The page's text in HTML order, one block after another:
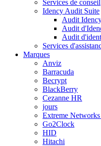
Services de conseil
Idency Audit Suite
Audit
Audit
Audit
Services
Marques
Anviz
Barracuda
Becrypt
BlackBerry
Cezanne HR
jours
Extreme
Go2Clock
HID
Hitachi